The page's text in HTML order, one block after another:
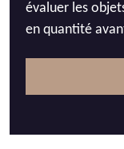
évaluer les
en quantité